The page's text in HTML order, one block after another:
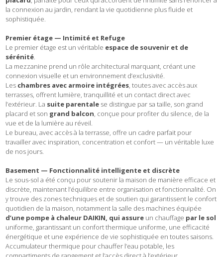
la connexion au jardin, rendant la vie quotidienne plus fluide et
sophistiquée.
Premier étage — Intimité et Refuge
Le premier étage est un véritable espace de souvenir et de
sérénité.
La mezzanine prend un rôle architectural marquant, créant une
connexion visuelle et un environnement d’exclusivité.
Les chambres avec armoire intégrées, toutes avec accès aux
terrasses, offrent lumière, tranquillité et un contact direct avec
l’extérieur. La suite parentale se distingue par sa taille, son grand
placard et son grand balcon, conçue pour profiter du silence, de la
vue et de la lumière au réveil.
Le bureau, avec accès à la terrasse, offre un cadre parfait pour
travailler avec inspiration, concentration et confort — un véritable luxe
de nos jours.
Basement — Fonctionnalité intelligente et discrète
Le sous-sol a été conçu pour soutenir la maison de manière efficace et
discrète, maintenant l’équilibre entre organisation et fonctionnalité. On
y trouve des zones techniques et de soutien qui garantissent le confort
quotidien de la maison, notamment la salle des machines équipée
d’une pompe à chaleur DAIKIN, qui assure un chauffage par le sol
uniforme, garantissant un confort thermique uniforme, une efficacité
énergétique et une expérience de vie sophistiquée en toutes saisons.
Accumulateur thermique pour chauffer l’eau potable, les